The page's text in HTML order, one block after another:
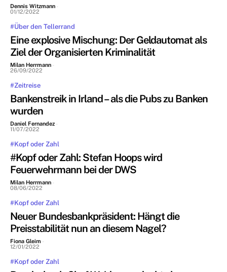
Dennis Witzmann -
01/12/2022
#Über den Tellerrand
Eine explosive Mischung: Der Geldautomat als
Ziel der Organisierten Kriminalität
Milan Herrmann -
26/09/2022
#Zeitreise
Bankenstreik in Irland – als die Pubs zu Banken
wurden
Daniel Fernandez -
11/07/2022
#Kopf oder Zahl
#Kopf oder Zahl: Stefan Hoops wird
Feuerwehrmann bei der DWS
Milan Herrmann -
08/06/2022
#Kopf oder Zahl
Neuer Bundesbankpräsident: Hängt die
Preisstabilität nun an diesem Nagel?
Fiona Gleim -
12/01/2022
#Kopf oder Zahl